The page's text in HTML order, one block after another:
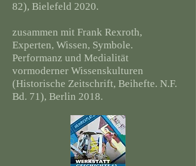
82), Bielefeld 2020.
zusammen mit Frank Rexroth,
Experten, Wissen, Symbole.
Performanz und Medialität
vormoderner Wissenskulturen
(Historische Zeitschrift, Beihefte. N.F.
Bd. 71), Berlin 2018.